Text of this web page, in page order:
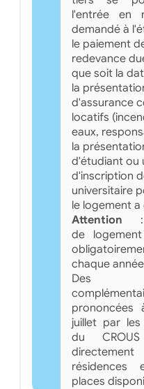
l'entrée en
demandé à
le paiement
redevance
que soit la
la
d'assurance
locatifs
eaux,
la
d'étudiant ou
d'inscription
universitaire
le logement
Attention :
de
chaque
Des
juillet par
du
résidences
places